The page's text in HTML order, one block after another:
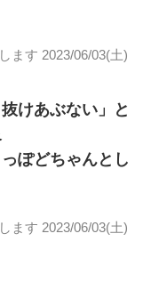
ます 2023/06/03(土)
けあぶない」と
ぽどちゃんとし
ます 2023/06/03(土)